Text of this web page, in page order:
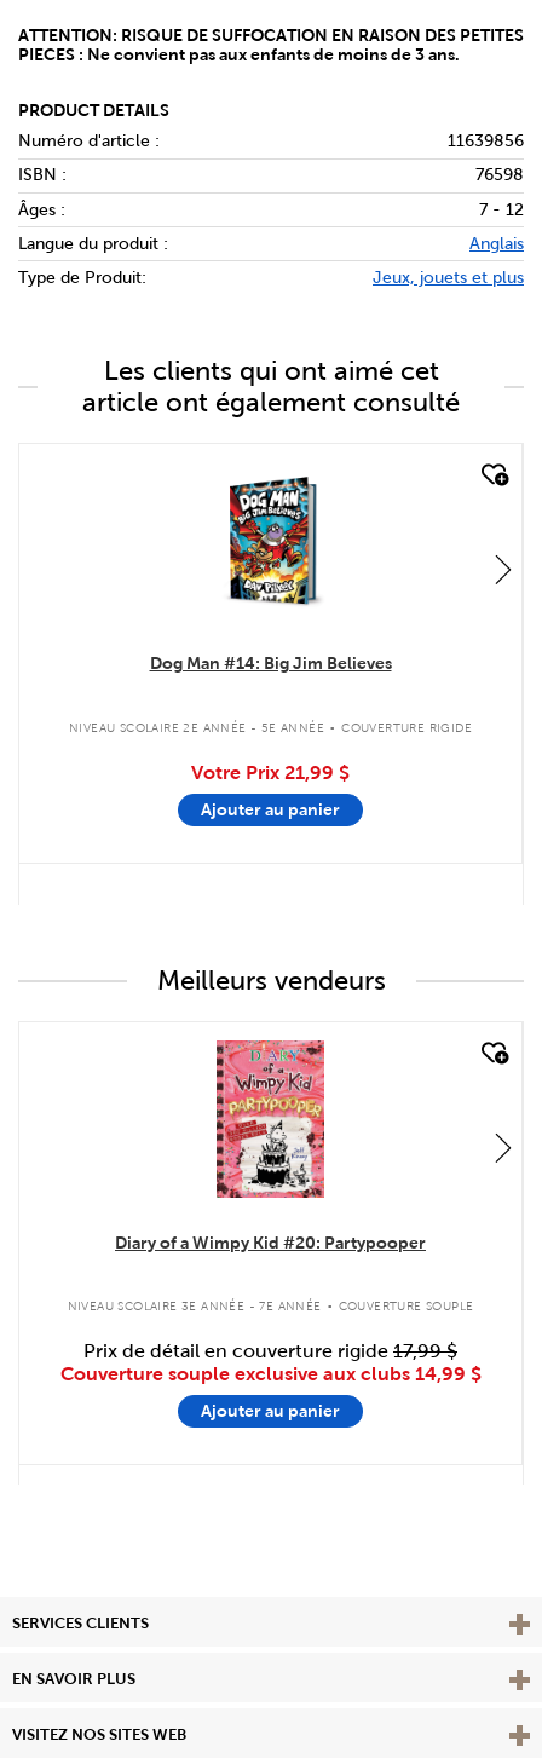
ATTENTION: RISQUE DE SUFFOCATION EN RAISON DES PETITES
PIECES : Ne convient pas aux enfants de moins de 3 ans.
PRODUCT DETAILS
Numéro d'article :
11639856
ISBN :
76598
Âges :
7 - 12
Langue du produit :
Anglais
Type de Produit:
Jeux, jouets et plus
Les clients qui ont aimé cet
article ont également consulté
quick look
Dog Man #14: Big Jim Believes
NIVEAU SCOLAIRE 2E ANNÉE - 5E ANNÉE . COUVERTURE RIGIDE
Votre Prix 21,99 $
Ajouter au panier
Meilleurs vendeurs
quick look
Diary of a Wimpy Kid #20: Partypooper
NIVEAU SCOLAIRE 3E ANNÉE - 7E ANNÉE . COUVERTURE SOUPLE
Prix de détail en couverture rigide 17,99 $
Couverture souple exclusive aux clubs 14,99 $
Ajouter au panier
SERVICES CLIENTS
EN SAVOIR PLUS View
VISITEZ NOS SITES WEB